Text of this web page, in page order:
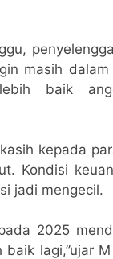
masih
baik
kepada
Kondisi
jadi mengecil.
2025
lagi,’’ujar